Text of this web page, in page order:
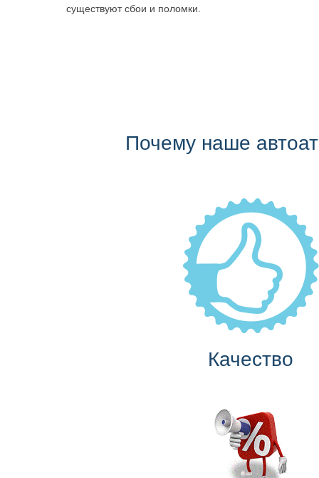
существуют сбои и поломки.
Почему наше
Качество